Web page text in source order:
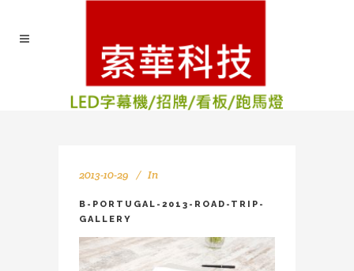
2013-10-29 In
B-PORTUGAL-2013-ROAD-TRIP-
GALLERY